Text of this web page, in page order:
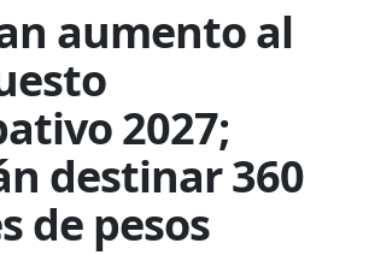
aumento al
2027;
destinar 360
de pesos